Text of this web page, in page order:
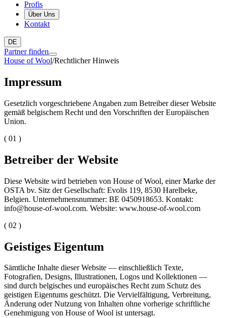
Profis
Über Uns
Kontakt
DE
Partner finden
House of Wool/Rechtlicher Hinweis
Impressum
Gesetzlich vorgeschriebene Angaben zum Betreiber dieser Website
gemäß belgischem Recht und den Vorschriften der Europäischen
Union.
( 01 )
Betreiber der Website
Diese Website wird betrieben von House of Wool, einer Marke der
OSTA bv. Sitz der Gesellschaft: Evolis 119, 8530 Harelbeke,
Belgien. Unternehmensnummer: BE 0450918653. Kontakt:
info@house-of-wool.com. Website: www.house-of-wool.com
( 02 )
Geistiges Eigentum
Sämtliche Inhalte dieser Website — einschließlich Texte,
Fotografien, Designs, Illustrationen, Logos und Kollektionen —
sind durch belgisches und europäisches Recht zum Schutz des
geistigen Eigentums geschützt. Die Vervielfältigung, Verbreitung,
Änderung oder Nutzung von Inhalten ohne vorherige schriftliche
Genehmigung von House of Wool ist untersagt.